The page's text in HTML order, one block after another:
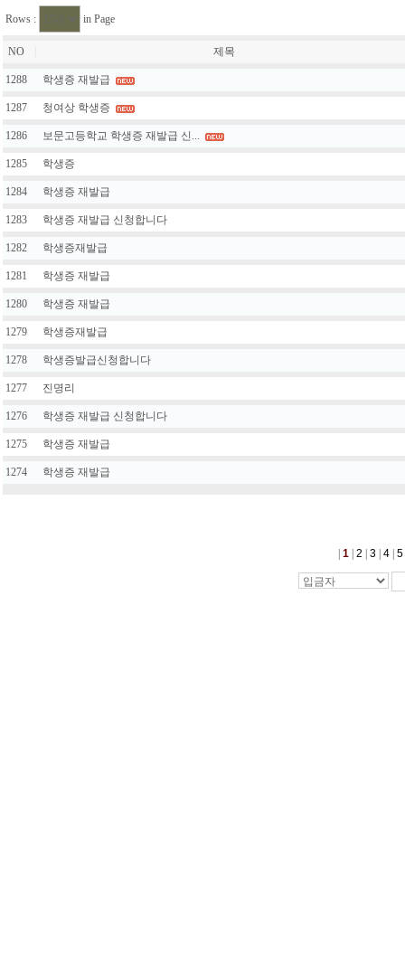
Rows : in Page
NO 제목
1288 학생증 재발급
1287 청여상 학생증
1286 보문고등학교 학생증 재발급 신...
1285 학생증
1284 학생증 재발급
1283 학생증 재발급 신청합니다
1282 학생증재발급
1281 학생증 재발급
1280 학생증 재발급
1279 학생증재발급
1278 학생증발급신청합니다
1277 진명리
1276 학생증 재발급 신청합니다
1275 학생증 재발급
1274 학생증 재발급
1| 2 3| 4| 5